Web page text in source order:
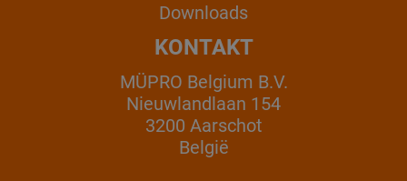
Downloads
KONTAKT
MÜPRO Belgium B.V.
Nieuwlandlaan 154
3200 Aarschot
België